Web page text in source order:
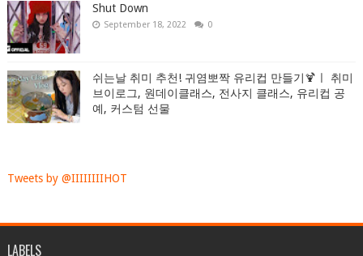
Shut Down
September 18, 2022 0
쉬는날 취미 추천! 귀염뽀짝 유리컵 만들기🍹ㅣ 취미
브이로그, 원데이클래스, 전사지 클래스, 유리컵 공
예, 커스텀 선물
Tweets by @IIIIIIIIHOT
LABELS